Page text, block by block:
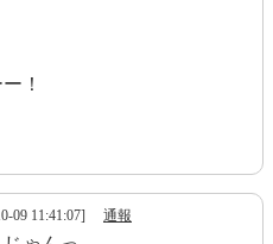
！
09 11:41:07] 通報